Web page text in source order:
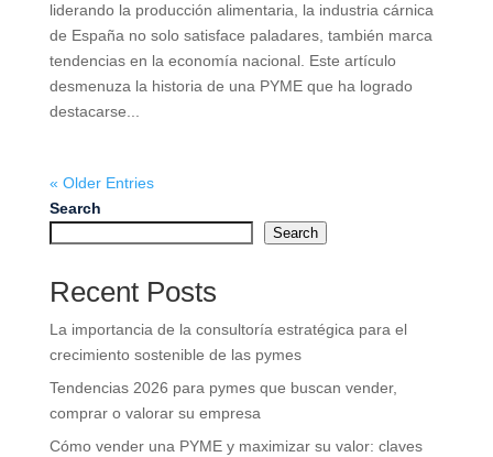
liderando la producción alimentaria, la industria cárnica
de España no solo satisface paladares, también marca
tendencias en la economía nacional. Este artículo
desmenuza la historia de una PYME que ha logrado
destacarse...
« Older Entries
Search
Search
Recent Posts
La importancia de la consultoría estratégica para el
crecimiento sostenible de las pymes
Tendencias 2026 para pymes que buscan vender,
comprar o valorar su empresa
Cómo vender una PYME y maximizar su valor: claves